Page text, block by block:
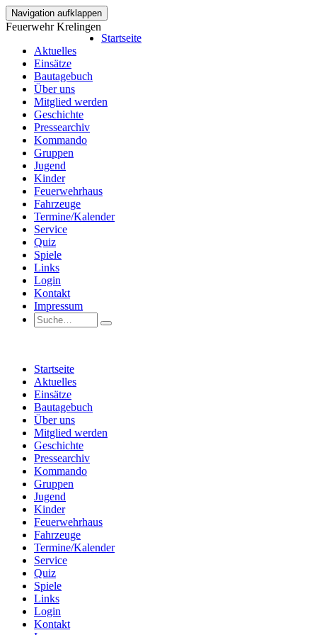
Navigation aufklappen
Feuerwehr Krelingen
Startseite
Aktuelles
Einsätze
Bautagebuch
Über uns
Mitglied werden
Geschichte
Pressearchiv
Kommando
Gruppen
Jugend
Kinder
Feuerwehrhaus
Fahrzeuge
Termine/Kalender
Service
Quiz
Spiele
Links
Login
Kontakt
Impressum
Startseite
Aktuelles
Einsätze
Bautagebuch
Über uns
Mitglied werden
Geschichte
Pressearchiv
Kommando
Gruppen
Jugend
Kinder
Feuerwehrhaus
Fahrzeuge
Termine/Kalender
Service
Quiz
Spiele
Links
Login
Kontakt